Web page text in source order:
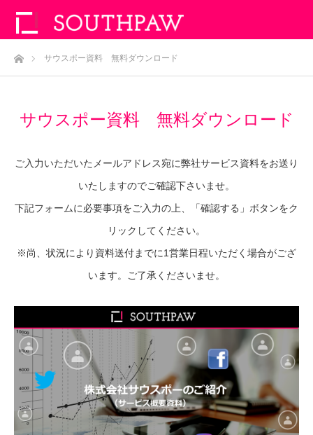
ホームサウスポー資料 無料ダウンロード
サウスポー資料 無料ダウンロード
ご入力いただいたメールアドレス宛に弊社サービス資料をお送り
いたしますのでご確認下さいませ。
下記フォームに必要事項をご入力の上、「確認する」ボタンをク
リックしてください。
※尚、状況により資料送付までに1営業日程いただく場合がござ
います。ご了承くださいませ。